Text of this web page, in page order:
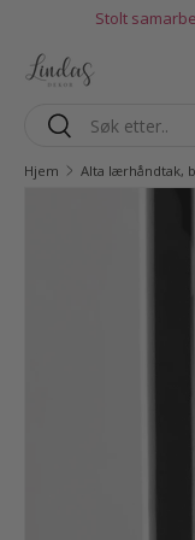
Hopp til innhold
Stolt
SøkSøk
Hjem Alta lærhåndtak,